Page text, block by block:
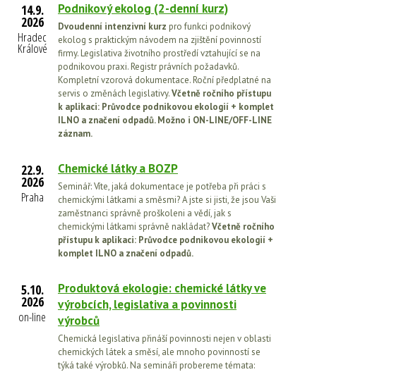
14.9.
2026
Hradec
Králové
Podnikový ekolog (2-denní kurz)
Dvoudenní intenzivní kurz pro funkci podnikový
ekolog s praktickým návodem na zjištění povinností
firmy. Legislativa životního prostředí vztahující se na
podnikovou praxi. Registr právních požadavků.
Kompletní vzorová dokumentace. Roční předplatné na
servis o změnách legislativy.Včetně ročního přístupu
k aplikaci: Průvodce podnikovou ekologií + komplet
ILNO a značení odpadů. Možno i ON-LINE/OFF-LINE
záznam.
22.9.
2026
Praha
Chemické látky a BOZP
Seminář: Víte, jaká dokumentace je potřeba při práci s
chemickými látkami a směsmi? A jste si jisti, že jsou Vaši
zaměstnanci správně proškoleni a vědí, jak s
chemickými látkami správně nakládat?Včetně ročního
přístupu k aplikaci: Průvodce podnikovou ekologií +
komplet ILNO a značení odpadů.
5.10.
2026
on-line
Produktová ekologie: chemické látky ve
výrobcích, legislativa a povinnosti
výrobců
Chemická legislativa přináší povinnosti nejen v oblasti
chemických látek a směsí, ale mnoho povinností se
týká také výrobků. Na semináři probereme témata: